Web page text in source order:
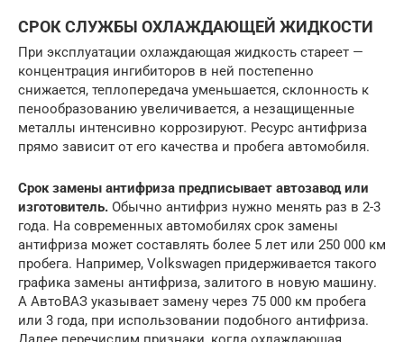
СРОК СЛУЖБЫ ОХЛАЖДАЮЩЕЙ ЖИДКОСТИ
При эксплуатации охлаждающая жидкость стареет —
концентрация ингибиторов в ней постепенно
снижается, теплопередача уменьшается, склонность к
пенообразованию увеличивается, а незащищенные
металлы интенсивно коррозируют. Ресурс антифриза
прямо зависит от его качества и пробега автомобиля.
Срок замены антифриза предписывает автозавод или
изготовитель. Обычно антифриз нужно менять раз в 2-3
года. На современных автомобилях срок замены
антифриза может составлять более 5 лет или 250 000 км
пробега. Например, Volkswagen придерживается такого
графика замены антифриза, залитого в новую машину.
А АвтоВАЗ указывает замену через 75 000 км пробега
или 3 года, при использовании подобного антифриза.